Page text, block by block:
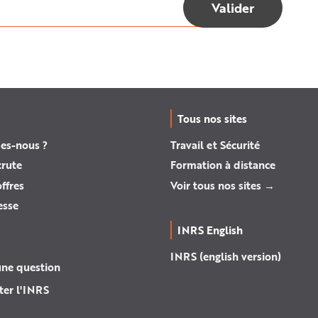
nous ?
question
l'INRS
Tous nos sites
Travail et Sécurité
Formation à distance
Voir tous nos sites →
INRS English
INRS (english version)